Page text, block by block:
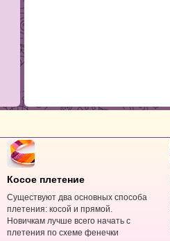
Косое плетение
Существуют два основных способа
плетения: косой и прямой.
Новичкам лучше всего начать с
плетения по схеме фенечки